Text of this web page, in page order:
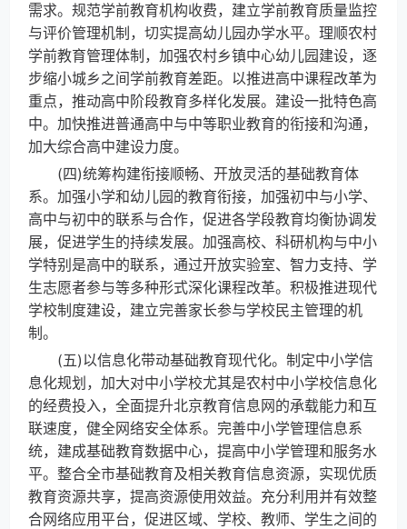
需求。规范学前教育机构收费，建立学前教育质量监控
与评价管理机制，切实提高幼儿园办学水平。理顺农村
学前教育管理体制，加强农村乡镇中心幼儿园建设，逐
步缩小城乡之间学前教育差距。以推进高中课程改革为
重点，推动高中阶段教育多样化发展。建设一批特色高
中。加快推进普通高中与中等职业教育的衔接和沟通，
加大综合高中建设力度。
(四)统筹构建衔接顺畅、开放灵活的基础教育体
系。加强小学和幼儿园的教育衔接，加强初中与小学、
高中与初中的联系与合作，促进各学段教育均衡协调发
展，促进学生的持续发展。加强高校、科研机构与中小
学特别是高中的联系，通过开放实验室、智力支持、学
生志愿者参与等多种形式深化课程改革。积极推进现代
学校制度建设，建立完善家长参与学校民主管理的机
制。
(五)以信息化带动基础教育现代化。制定中小学信
息化规划，加大对中小学校尤其是农村中小学校信息化
的经费投入，全面提升北京教育信息网的承载能力和互
联速度，健全网络安全体系。完善中小学管理信息系
统，建成基础教育数据中心，提高中小学管理和服务水
平。整合全市基础教育及相关教育信息资源，实现优质
教育资源共享，提高资源使用效益。充分利用并有效整
合网络应用平台，促进区域、学校、教师、学生之间的